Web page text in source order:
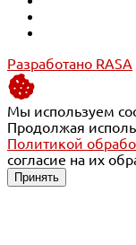
Разработано RASA
Мы используем
Продолжая
Политикой
согласие на их
Принять